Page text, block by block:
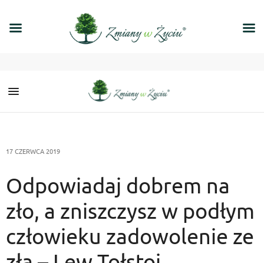
17 CZERWCA 2019
Odpowiadaj dobrem na
zło, a zniszczysz w podłym
człowieku zadowolenie ze